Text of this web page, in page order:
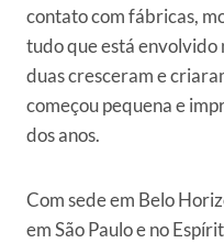
contato com fábricas,
tudo que está envolvido
duas cresceram e
começou pequena e
dos anos.
Com sede em Belo
em São Paulo e no